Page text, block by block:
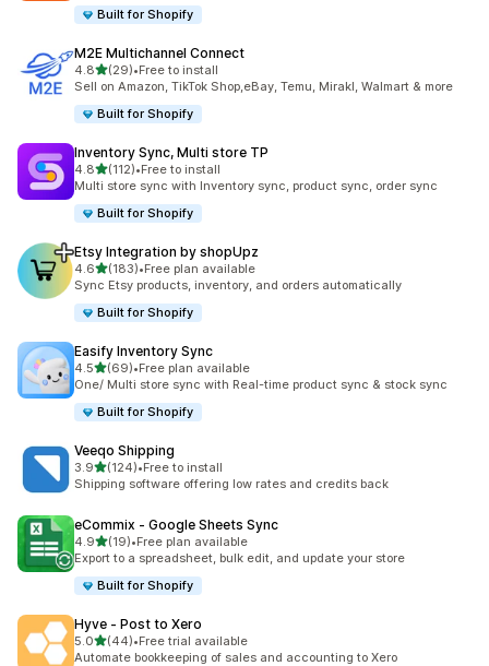
Built for Shopify
M2E Multichannel Connect
4.8เต็ม 5 ดาว
(29)
ทั้งหมด 29 รีวิว
•Free to install
Sell on Amazon, TikTok Shop,eBay, Temu, Mirakl, Walmart & more
Built for Shopify
Inventory Sync, Multi store TP
4.8เต็ม 5 ดาว
(112)
ทั้งหมด 112 รีวิว
•Free to install
Multi store sync with Inventory sync, product sync, order sync
Built for Shopify
Etsy Integration by shopUpz
4.6เต็ม 5 ดาว
(183)
ทั้งหมด 183 รีวิว
•Free plan available
Sync Etsy products, inventory, and orders automatically
Built for Shopify
Easify Inventory Sync
4.5เต็ม 5 ดาว
(69)
ทั้งหมด 69 รีวิว
•Free plan available
One/ Multi store sync with Real-time product sync & stock sync
Built for Shopify
Veeqo Shipping
3.9เต็ม 5 ดาว
(124)
ทั้งหมด 124 รีวิว
•Free to install
Shipping software offering low rates and credits back
eCommix ‑ Google Sheets Sync
4.9เต็ม 5 ดาว
(19)
ทั้งหมด 19 รีวิว
•Free plan available
Export to a spreadsheet, bulk edit, and update your store
Built for Shopify
Hyve ‑ Post to Xero
5.0เต็ม 5 ดาว
(44)
ทั้งหมด 44 รีวิว
•Free trial available
Automate bookkeeping of sales and accounting to Xero